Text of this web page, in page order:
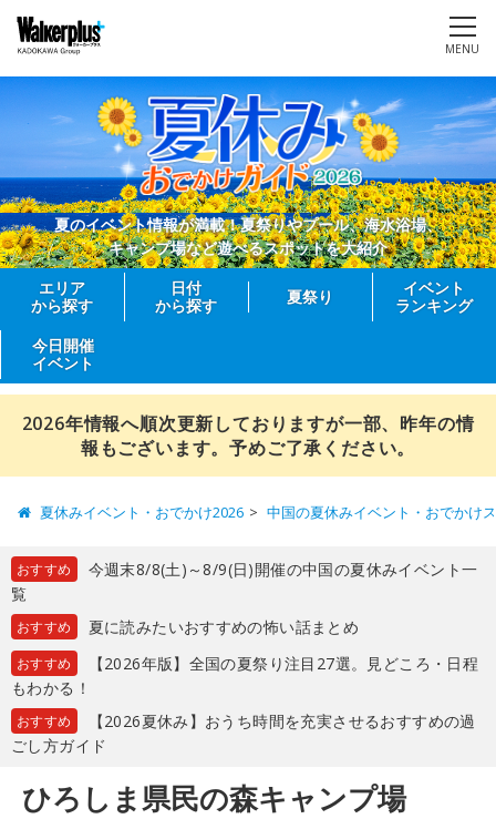
MENU
夏のイベント情報が満載！夏祭りやプール、海水浴場、
キャンプ場など遊べるスポットを大紹介
エリア
から探す
日付
から探す
夏祭り
イベント
ランキング
今日開催
イベント
2026年情報へ順次更新しておりますが一部、昨年の情
報もございます。予めご了承ください。
夏休みイベント・おでかけ2026 中国の夏休みイベント・おでかけ
おすすめ
今週末8/8(土)～8/9(日)開催の中国の夏休みイベント一
覧
おすすめ 夏に読みたいおすすめの怖い話まとめ
おすすめ
【2026年版】全国の夏祭り注目27選。見どころ・日程
もわかる！
おすすめ
【2026夏休み】おうち時間を充実させるおすすめの過
ごし方ガイド
ひろしま県民の森キャンプ場